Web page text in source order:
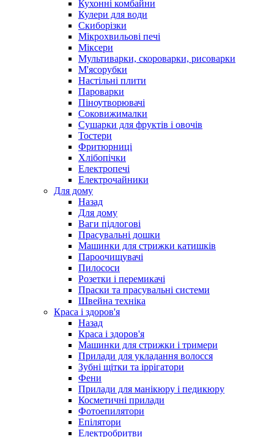
Кухонні комбайни
Кулери для води
Скиборізки
Мікрохвильові печі
Міксери
Мультиварки, скороварки, рисоварки
М'ясорубки
Настільні плити
Пароварки
Піноутворювачі
Соковижималки
Сушарки для фруктів і овочів
Тостери
Фритюрниці
Хлібопічки
Електропечі
Електрочайники
Для дому
Назад
Для дому
Ваги підлогові
Прасувальні дошки
Машинки для стрижки катишків
Пароочищувачі
Пилососи
Розетки і перемикачі
Праски та прасувальні системи
Швейна техніка
Краса і здоров'я
Назад
Краса і здоров'я
Машинки для стрижки і тримери
Прилади для укладання волосся
Зубні щітки та іррігатори
Фени
Прилади для манікюру і педикюру
Косметичні прилади
Фотоепилятори
Епілятори
Електробритви